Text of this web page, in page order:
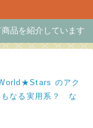
品を紹介しています
のアク
なる実用系？ な